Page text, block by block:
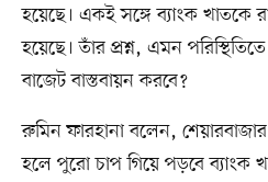
হয়েছে। একই সঙ্গে ব্যাংক খাতকে
হয়েছে। তাঁর প্রশ্ন, এমন
বাজেট বাস্তবায়ন করবে?
রুমিন ফারহানা বলেন,
হলে পুরো চাপ গিয়ে পড়বে ব্যাংক